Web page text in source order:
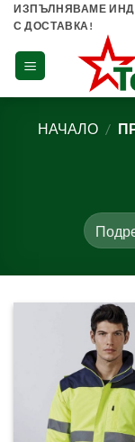
Skip
content
ИЗПЪЛНЯВАМЕ
С ДОСТАВКА!
НАЧАЛО /